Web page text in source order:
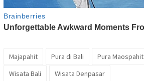
Majapahit Pura di Bali Pura Maospahit
Wisata Bali
Wisata Denpasar